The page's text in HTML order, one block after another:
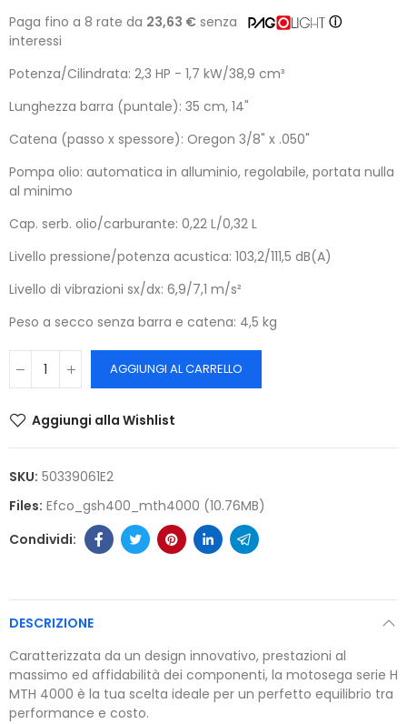
Paga fino a 8 rate da 23,63 € senza
interessi
ⓘ
Potenza/Cilindrata: 2,3 HP - 1,7 kW/38,9 cm³
Lunghezza barra (puntale): 35 cm, 14"
Catena (passo x spessore): Oregon 3/8" x .050"
Pompa olio: automatica in alluminio, regolabile, portata nulla
al minimo
Cap. serb. olio/carburante: 0,22 L/0,32 L
Livello pressione/potenza acustica: 103,2/111,5 dB(A)
Livello di vibrazioni sx/dx: 6,9/7,1 m/s²
Peso a secco senza barra e catena: 4,5 kg
AGGIUNGI AL CARRELLO
Aggiungi alla Wishlist
SKU: 50339061E2
Files: Efco_gsh400_mth4000 (10.76MB)
DESCRIZIONE
Caratterizzata da un design innovativo, prestazioni al
massimo ed affidabilità dei componenti, la motosega serie H
MTH 4000 è la tua scelta ideale per un perfetto equilibrio tra
performance e costo.